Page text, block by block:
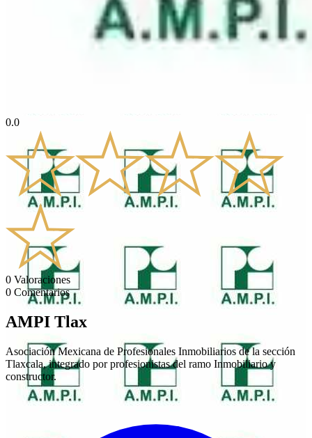
0.0
0 Valoraciones
0 Comentarios
AMPI Tlax
Asociación Mexicana de Profesionales Inmobiliarios de la sección
Tlaxcala, integrado por profesionistas del ramo Inmobiliario y
constructor.